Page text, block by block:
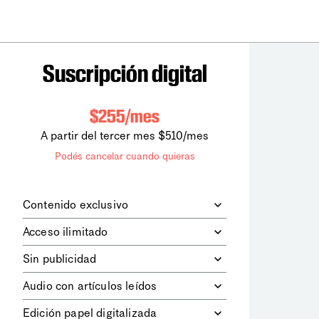
Suscripción digital
$255/mes
A partir del tercer mes $510/mes
Podés cancelar cuando quieras
Contenido exclusivo
digitales dela diaria
los contenidos de Le Monde
diplomatique.
Acceso ilimitado
contenidos.
Sin publicidad
publicitarios.
Audio con artículos leídos
Edición papel digitalizada